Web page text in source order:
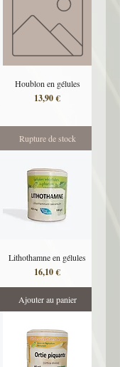
Houblon en gélules
Prix
13,90 €
Rupture de stock
Lithothamne en gélules
Prix
16,10 €
Ajouter au panier